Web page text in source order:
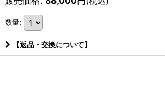
数量:
【返品・交換について】